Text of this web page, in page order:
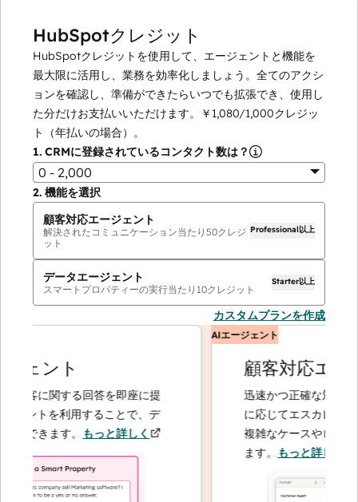
HubSpotクレジット
HubSpotクレジットを使用して、エージェントと機能を
最大限に活用し、業務を効率化しましょう。全てのアクシ
ョンを確認し、準備ができたらいつでも拡張でき、使用し
た分だけお支払いいただけます。
￥1,080/1,000クレジッ
ト（年払いの場合）。
1. CRMに登録されているコンタクト数は？
0 - 2,000
2. 機能を選択
顧客対応エージェント
解決されたコミュニケーション当たり 50クレジ
ット
Professional以上
データエージェント
スマートプロパティーの実行当たり 10クレジット
Starter以上
カスタムプランを作成
ェント
客に関する回答を即座に提
ントを利用することで、デ
できます。もっと詳しく
AIエージェント
顧客対応エー
迅速かつ正確な対応で
に応じてエスカレーシ
複雑なケースやロイヤ
ます。もっと詳しく